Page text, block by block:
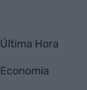
Última Hora
Economia